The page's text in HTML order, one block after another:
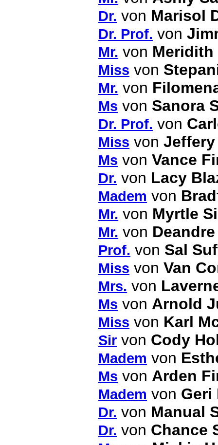
Dr. von Marisol
Dr. Prof. von
Mr. von Meridith
Miss von
Mr. von
Ms von Sanora
Dr. Prof. von
Miss von
Ms von Vance
Dr. von Lacy
Madem von
Mr. von Myrtle
Mr. von
Prof. von Sal
Miss von Van
Mrs. von
Ms von Arnold
Miss von Karl
Sir von Cody
Madem von
Ms von Arden
Madem von Geri
Dr. von Manual
Dr. von Chance